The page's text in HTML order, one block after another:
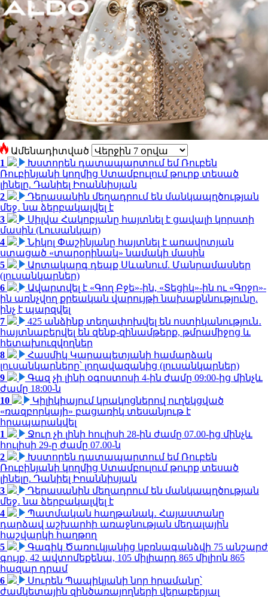
Ամենադիտված
1
Խստորեն դատապարտում եմ Ռուբեն
Ռուբինյանի կողմից Ստամբուլում թուրք տեսած
լինելը. Դանիել Իոաննիսյան
2
Դերասանին մեղադրում են մանկապղծության
մեջ․ նա ձերբակալվել է
3
Սիլվա Հակոբյանը հայտնել է ցավալի կորստի
մասին (Լուսանկար)
4
Նիկոլ Փաշինյանը հայտնել է առավոտյան
ստացած «տարօրինակ» նամակի մասին
5
Արտակարգ դեպք Սևանում. Մանրամասներ
(լուսանկարներ)
6
Ավարտվել է «Գող Բջե»-ին, «Տեցիկ»-ին ու «Գոջո»-
ին առնչվող քրեական վարույթի նախաքննությունը.
ինչ է պարզվել
7
425 անձինք տեղափոխվել են ոստիկանություն․
հայտնաբերվել են զենք-զինամթերք, թմրամիջոց և
հետախուզվողներ
8
Հասմիկ Կարապետյանի համարձակ
լուսանկարները՝ լողավազանից (լուսանկարներ)
9
Գազ չի լինի օգոստոսի 4-ին ժամը 09:00-ից մինչև
ժամը 18:00-ն
10
Կիլիկիայում կրակոցներով ուղեկցված
«ռազբորկայի» բացառիկ տեսանյութ է
հրապարակվել
1
Ջուր չի լինի հուլիսի 28-ին ժամը 07.00-ից մինչև
հուլիսի 29-ը ժամը 07.00-ն
2
Խստորեն դատապարտում եմ Ռուբեն
Ռուբինյանի կողմից Ստամբուլում թուրք տեսած
լինելը. Դանիել Իոաննիսյան
3
Դերասանին մեղադրում են մանկապղծության
մեջ․ նա ձերբակալվել է
4
Պատմական հաղթանակ․ Հայաստանը
դարձավ աշխարհի առաջնության մեդալային
հաշվարկի հաղթող
5
Գագիկ Ծառուկյանից կբռնագանձվի 75 անշարժ
գույք, 42 ավտոմեքենա, 105 միլիարդ 865 միլիոն 865
հազար դրամ
6
Սուրեն Պապիկյանի նոր հրամանը՝
ժամկետային զինծառայողների վերաբերյալ